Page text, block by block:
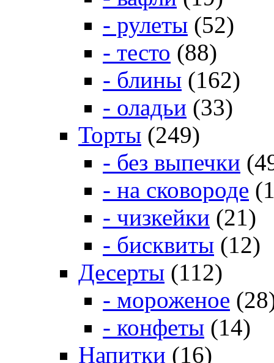
- рулеты (52)
- тесто (88)
- блины (162)
- оладьи (33)
Торты (249)
- без выпечки
- на сковороде
- чизкейки (21)
- бисквиты (12)
Десерты (112)
- мороженое
- конфеты (14)
Напитки (16)